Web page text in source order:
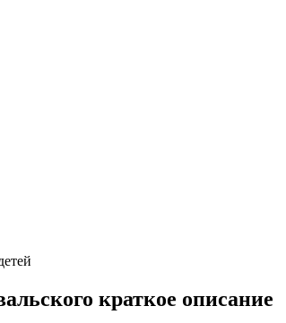
краткое описание